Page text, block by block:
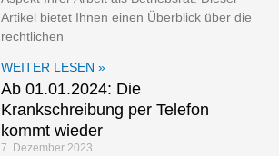
Artikel bietet Ihnen einen Überblick über die
rechtlichen
WEITER LESEN »
Ab 01.01.2024: Die
Krankschreibung per Telefon
kommt wieder
7. Dezember 2023